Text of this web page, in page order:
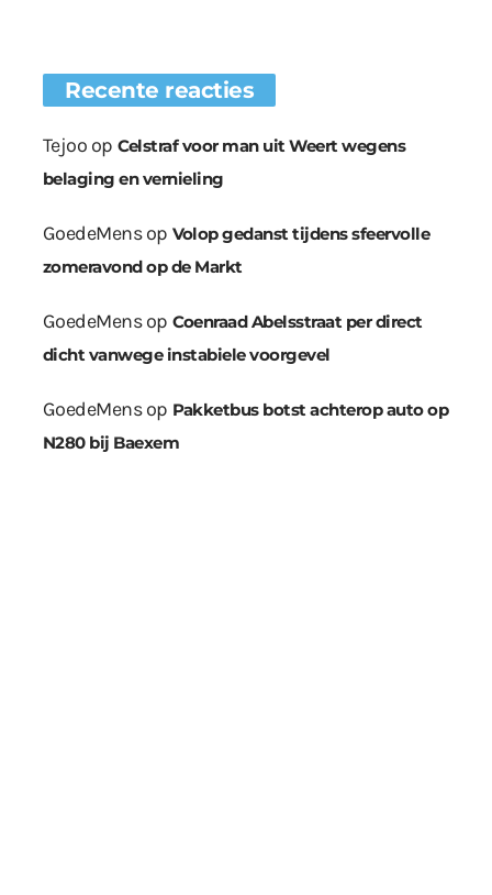
Recente reacties
Tejoo op Celstraf voor man uit Weert wegens
belaging en vernieling
GoedeMensop Volop gedanst tijdens sfeervolle
zomeravond op de Markt
GoedeMensop Coenraad Abelsstraat per direct
dicht vanwege instabiele voorgevel
GoedeMensop Pakketbus botst achterop auto op
N280 bij Baexem